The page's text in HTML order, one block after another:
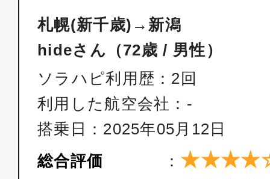
札幌(新千歳)→新潟
hideさん（72歳 / 男性）
ソラハピ利用歴：2回
利用した航空会社：-
搭乗日：2025年05月12日
総合評価
：